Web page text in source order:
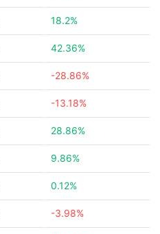
18.2%
42.36%
-28.86%
-13.18%
28.86%
9.86%
0.12%
-3.98%